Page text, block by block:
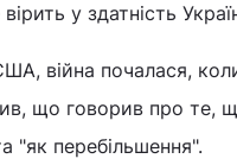
у здатність
війна почалася,
що говорив про те,
"як перебільшення".